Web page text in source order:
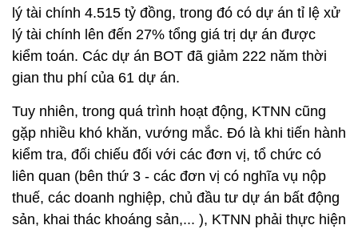
lý tài chính 4.515 tỷ đồng, trong đó có dự án tỉ lệ xử
lý tài chính lên đến 27% tổng giá trị dự án được
kiểm toán. Các dự án BOT đã giảm 222 năm thời
gian thu phí của 61 dự án.
Tuy nhiên, trong quá trình hoạt động, KTNN cũng
gặp nhiều khó khăn, vướng mắc. Đó là khi tiến hành
kiểm tra, đối chiếu đối với các đơn vị, tổ chức có
liên quan (bên thứ 3 - các đơn vị có nghĩa vụ nộp
thuế, các doanh nghiệp, chủ đầu tư dự án bất động
sản, khai thác khoáng sản,... ), KTNN phải thực hiện